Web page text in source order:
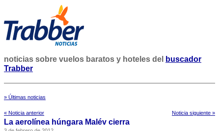
noticias sobre vuelos baratos y hoteles del
buscador
Trabber
» Últimas noticias
« Noticia anterior Noticia siguiente »
La aerolí­nea húngara Malév cierra